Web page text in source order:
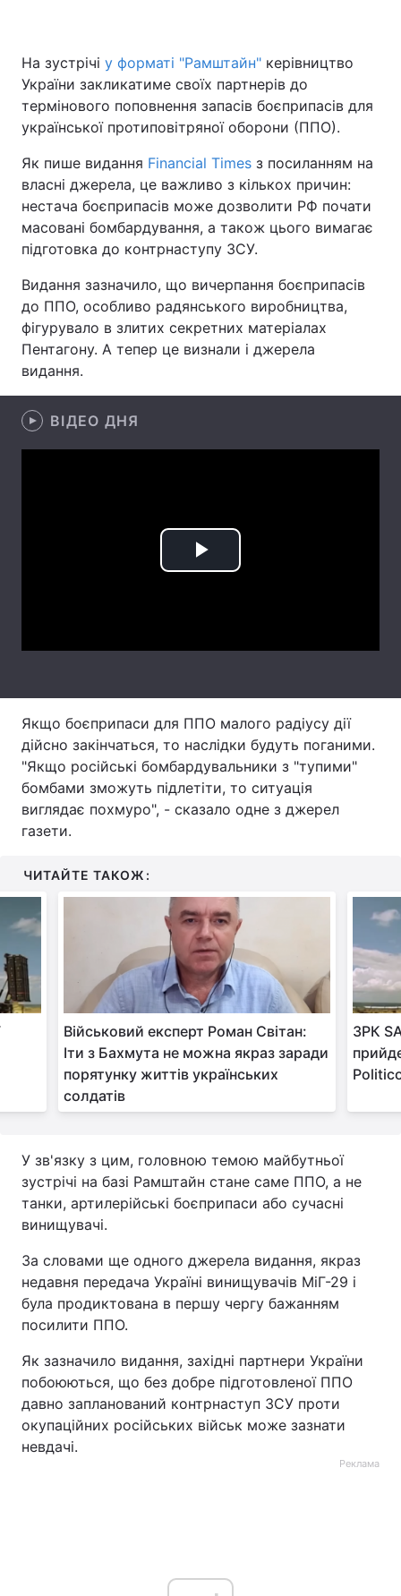
Головна Війна
Україна Політика
Спорт Наука
Техно і зв'язок Лайт
Здоров'я Туризм
Цікавинки Погода
Екологія
Лонгріди
Тема оформлення
На зустрічі у форматі "Рамштайн" керівництво
України закликатиме своїх партнерів до
термінового поповнення запасів боєприпасів для
української протиповітряної оборони (ППО).
Як пише видання Financial Times з посиланням на
власні джерела, це важливо з кількох причин:
нестача боєприпасів може дозволити РФ почати
масовані бомбардування, а також цього вимагає
підготовка до контрнаступу ЗСУ.
Видання зазначило, що вичерпання боєприпасів
до ППО, особливо радянського виробництва,
фігурувало в злитих секретних матеріалах
Пентагону. А тепер це визнали і джерела
видання.
ВІДЕО ДНЯ
Play
Якщо боєприпаси для ППО малого радіусу дії
дійсно закінчаться, то наслідки будуть поганими.
"Якщо російські бомбардувальники з "тупими"
бомбами зможуть підлетіти, то ситуація
виглядає похмуро", - сказало одне з джерел
газети.
ЧИТАЙТЕ ТАКОЖ:
Військовий експерт Роман Світан:
Іти з Бахмута не можна якраз заради
порятунку життів українських
солдатів
ЗРК
У зв'язку з цим, головною темою майбутньої
зустрічі на базі Рамштайн стане саме ППО, а не
танки, артилерійські боєприпаси або сучасні
винищувачі.
За словами ще одного джерела видання, якраз
недавня передача Україні винищувачів МіГ-29 і
була продиктована в першу чергу бажанням
посилити ППО.
Як зазначило видання, західні партнери України
побоюються, що без добре підготовленої ППО
давно запланований контрнаступ ЗСУ проти
окупаційних російських військ може зазнати
невдачі.
Реклама